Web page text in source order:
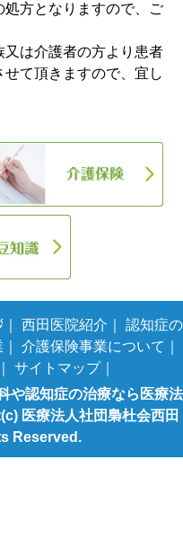
方となりますので、ご
は介護者の方より患者
て頂きますので、宜し
西田医院紹介
認知症の
介護保険事業について
サイトマップ｜
や認知症の治療なら医療法
医療法人社団梟杜会西田
Reserved.